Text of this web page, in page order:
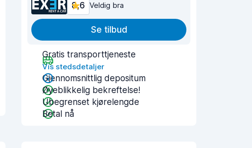
8,6 Veldig bra
Se tilbud
Gratis transporttjeneste
Vis stedsdetaljer
Gjennomsnittlig depositum
Øyeblikkelig bekreftelse!
Ubegrenset kjørelengde
Betal nå